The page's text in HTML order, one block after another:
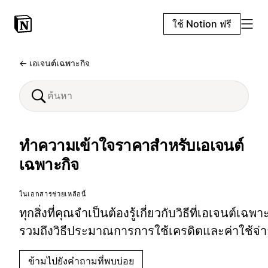
ใช้ Notion ฟรี
← เอเจนต์เฉพาะกิจ
ทำความเข้าใจราคาสำหรับเอเจนต์
เฉพาะกิจ
ในเอกสารช่วยเหลือนี้
ทุกสิ่งที่คุณจำเป็นต้องรู้เกี่ยวกับวิธีที่เอเจนต์เฉพ
รวมถึงวิธีประมาณการการใช้เครดิตและค่าใช้จ่
ข้ามไปยังคำถามที่พบบ่อย